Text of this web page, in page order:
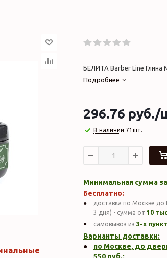
БЕЛИТА Barber Line Глина
Подробнее
296.76 руб./
В наличии 71шт.
Минимальная сумма
Бесплатно:
доставка по Москве до
3 дня) - сумма от 10
самовывоз из 3-х
Варианты доставки:
по Москве, до